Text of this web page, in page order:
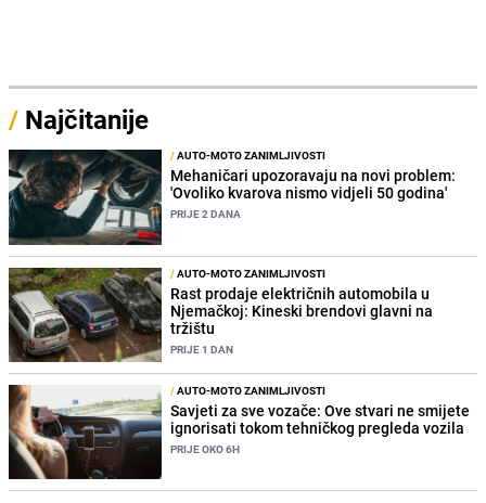
/ Najčitanije
/AUTO-MOTO ZANIMLJIVOSTI
Mehaničari upozoravaju na novi problem:
'Ovoliko kvarova nismo vidjeli 50 godina'
PRIJE 2 DANA
/AUTO-MOTO ZANIMLJIVOSTI
Rast prodaje električnih automobila u
Njemačkoj: Kineski brendovi glavni na
tržištu
PRIJE 1 DAN
/AUTO-MOTO ZANIMLJIVOSTI
Savjeti za sve vozače: Ove stvari ne smijete
ignorisati tokom tehničkog pregleda vozila
PRIJE OKO 6H